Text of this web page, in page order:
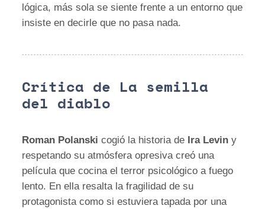
lógica, más sola se siente frente a un entorno que
insiste en decirle que no pasa nada.
Crítica de La semilla
del diablo
Roman Polanskicogió la historia de Ira Levin y
respetando su atmósfera opresiva creó una
película que cocina el terror psicológico a fuego
lento. En ella resalta la fragilidad de su
protagonista como si estuviera tapada por una